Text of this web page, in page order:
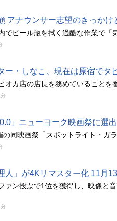
アナウンサー志望のきっかけ
でビール瓶を拭く過酷な作業で「
ー・しなこ、現在は原宿でタ
オカ店の店長を務めていることを
」ニューヨーク映画祭に選
の同映画祭「スポットライト・ガ
人」が4Kリマスター化 11月
ァン投票で1位を獲得し、映像と